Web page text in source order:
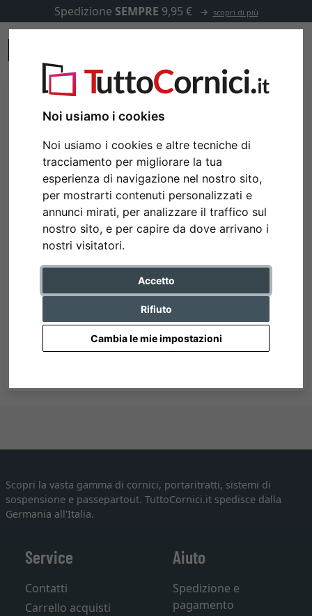
Noi usiamo i cookies
Noi usiamo i cookies e altre tecniche di
tracciamento per migliorare la tua
esperienza di navigazione nel nostro sito,
per mostrarti contenuti personalizzati e
annunci mirati, per analizzare il traffico sul
nostro sito, e per capire da dove arrivano i
nostri visitatori.
Accetto
Rifiuto
Cambia le mie impostazioni
Spedizione SEMPRE 9,95 € scopri di più
Scopri la vasta gamma di cornici, portaritratti, sistemi di
sospensione e passepartout. TuttoCornici.it spedisce dalla
Germania all'Italia.
Service
Contatti
Carrello acquisti
Aiuto
Spedizione e
pagamento